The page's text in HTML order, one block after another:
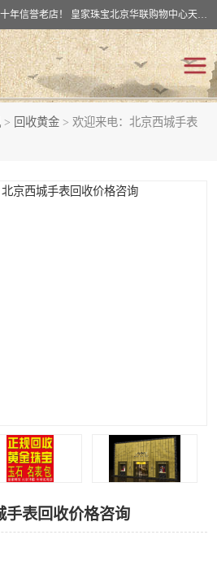
北京华联BHG mall集团购物中心十年信誉老店！ 皇家珠宝北京华联购物中心天时名苑店竭诚欢迎您。 北京市通州区（八通线）通州北苑地铁华联购物中心一层皇家珠宝 北京皇家珠宝通州黄金回收黄金首饰加工店（八通线: 通州北苑地铁华联店）：通州区通州北苑地铁华联购物中心一层皇家珠宝。
> 回收黄金 > 欢迎来电：北京西城手表
手表回收价格咨询
回收钻石